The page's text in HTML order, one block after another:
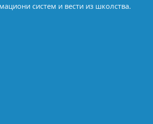
систем и вести из школства.